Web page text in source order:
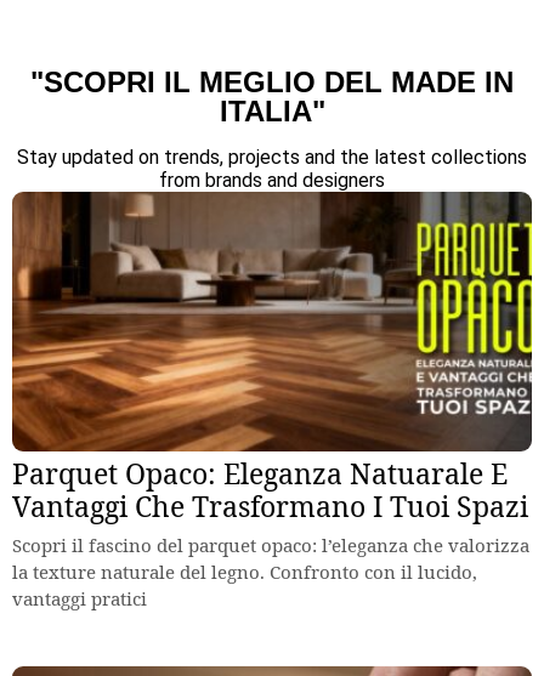
"SCOPRI IL MEGLIO DEL MADE IN
ITALIA"
Stay updated on trends, projects and the latest collections
from brands and designers
Parquet Opaco: Eleganza Natuarale E
Vantaggi Che Trasformano I Tuoi Spazi
Scopri il fascino del parquet opaco: l’eleganza che valorizza
la texture naturale del legno. Confronto con il lucido,
vantaggi pratici